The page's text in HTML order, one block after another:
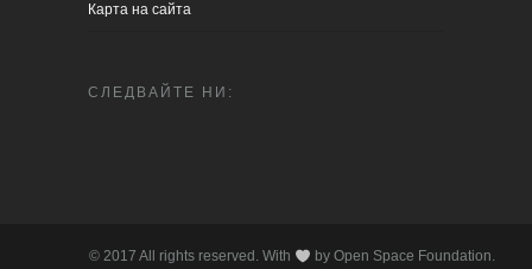
Карта на сайта
СЛЕДВАЙТЕ НИ:
© 2017 All rights reserved. With by Open Space Foundation.